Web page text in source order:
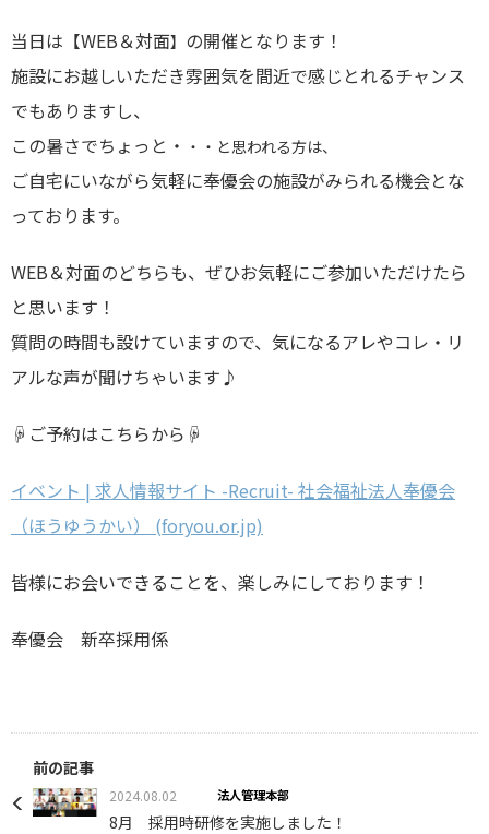
当日は【WEB＆対面】 の開催となります！
施設にお越しいただき雰囲気を間近で感じとれるチャンス
でもありますし、
この暑さでちょっと・ ・ ・と思われる方は、
ご自宅にいながら気軽に奉優会の施設がみられる機会とな
っております。
WEB＆対面のどちらも、ぜひお気軽にご参加いただけたら
と思います！
質問の時間も設けていますので、気になるアレやコレ・リ
アルな声が聞けちゃいます♪
☟ご予約はこちらから☟
イベント | 求人情報サイト -Recruit- 社会福祉法人奉優会
（ほうゆうかい） (foryou.or.jp)
皆様にお会いできることを、楽しみにしております！
奉優会 新卒採用係
前の記事
2024.08.02 法人管理本部
8月 採用時研修を実施しました！